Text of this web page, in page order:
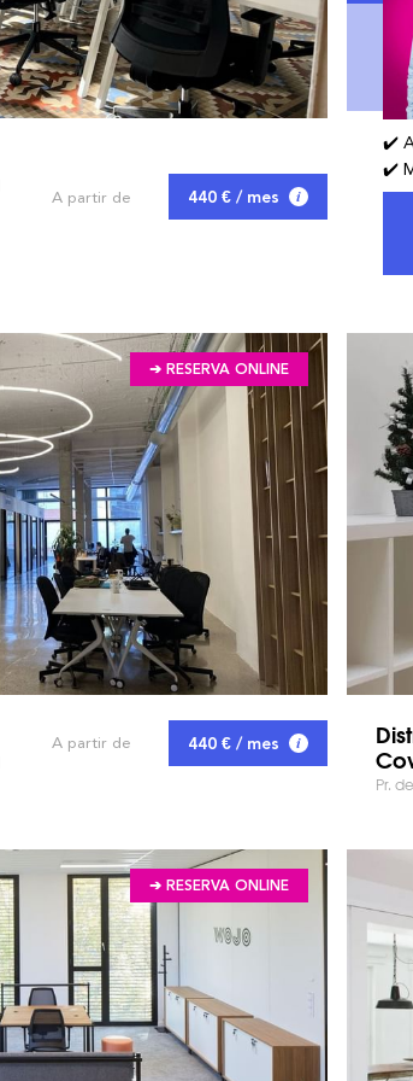
A partir de 440 € / mes
✔️
✔️
➔ RESERVA ONLINE
A partir de 440 € / mes
Pr.
➔ RESERVA ONLINE